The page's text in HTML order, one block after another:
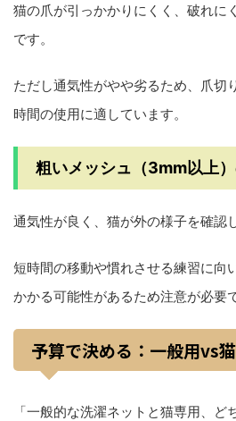
猫の爪が引っかかりにくく、破れに
です。
ただし通気性がやや劣るため、爪切
時間の使用に適しています。
粗いメッシュ（3mm以上
通気性が良く、猫が外の様子を確認
短時間の移動や慣れさせる練習に向
かかる可能性があるため注意が必要
予算で決める：一般用vs
「一般的な洗濯ネットと猫専用、ど